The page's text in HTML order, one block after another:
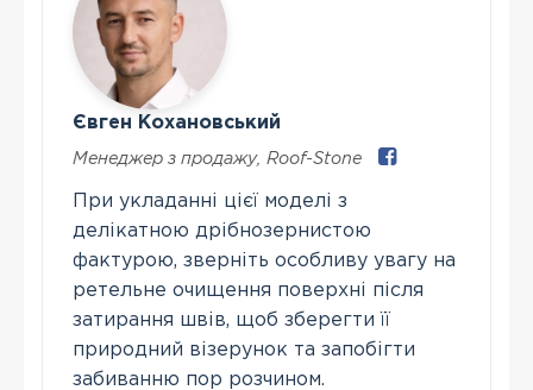
Євген Кохановський
Менеджер з продажу, Roof-Stone
При укладанні цієї моделі з
делікатною дрібнозернистою
фактурою, зверніть особливу увагу на
ретельне очищення поверхні після
затирання швів, щоб зберегти її
природний візерунок та запобігти
забиванню пор розчином.